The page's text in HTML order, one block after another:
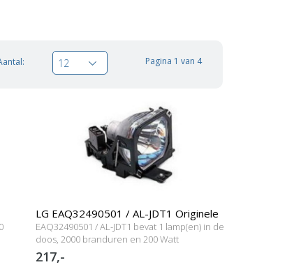
12 Pagina 1 van 4
LG EAQ32490501 / AL-JDT1 Originele
lampmodule
EAQ32490501 / AL-JDT1 bevat 1 lamp(en) in de
doos, 2000 branduren en 200 Watt
217,-